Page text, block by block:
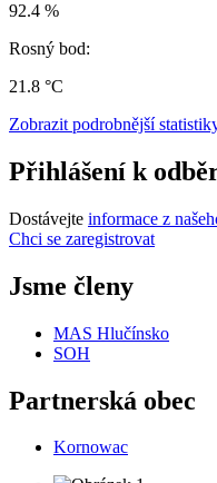
92.4 %
Rosný bod:
21.8 °C
Zobrazit podrobnější
Přihlášení k
Dostávejte informace z
Chci se zaregistrovat
Jsme členy
MAS Hlučínsko
SOH
Partnerská obec
Kornowac